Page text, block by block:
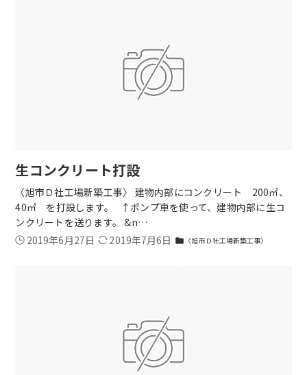
生コンクリート打設
〈旭市Ｄ社工場新築工事〉 建物内部にコンクリート 200㎡、
40㎥ を打設します。 ↑ポンプ車を使って、建物内部に生コ
ンクリートを送ります。 &n…
2019年6月27日
2019年7月6日 folder 〈旭市Ｄ社工場新築工事〉